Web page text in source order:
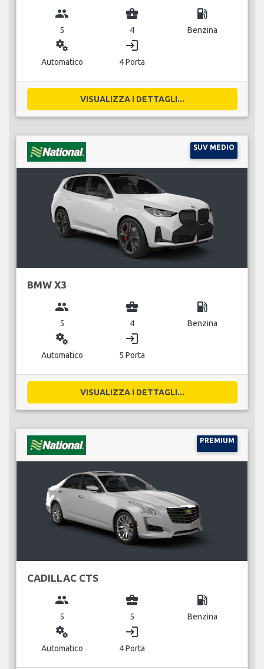
group
5
business_center
4
local_gas_station
Benzina
miscellaneous_services
Automatico
login
4 Porta
VISUALIZZA I DETTAGLI...
SUV MEDIO
BMW X3
group
5
business_center
4
local_gas_station
Benzina
miscellaneous_services
Automatico
login
5 Porta
VISUALIZZA I DETTAGLI...
PREMIUM
CADILLAC CTS
group
5
business_center
5
local_gas_station
Benzina
miscellaneous_services
Automatico
login
4 Porta